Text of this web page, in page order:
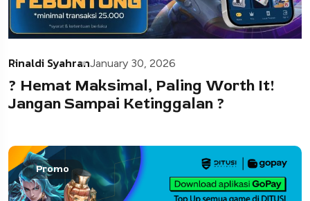
Rinaldi SyahranJanuary 30, 2026
? Hemat Maksimal, Paling Worth It!
Jangan Sampai Ketinggalan ?
Promo